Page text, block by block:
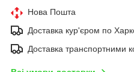
Нова Пошта
Доставка кур'єром по
Доставка транспортними